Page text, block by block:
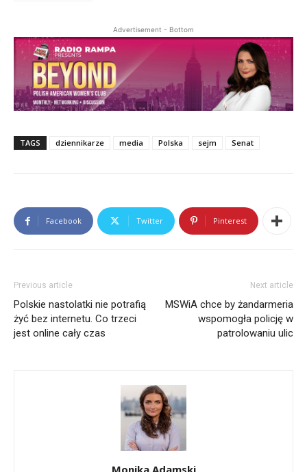
Facebook
Advertisement - Bottom
TAGS dziennikarze media Polska sejm Senat
Facebook Twitter Pinterest
Previous article
Polskie nastolatki nie potrafią
żyć bez internetu. Co trzeci
jest online cały czas
Next article
MSWiA chce by żandarmeria
wspomogła policję w
patrolowaniu ulic